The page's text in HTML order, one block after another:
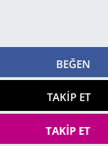
BEĞEN
TAKIP ET
TAKIP ET